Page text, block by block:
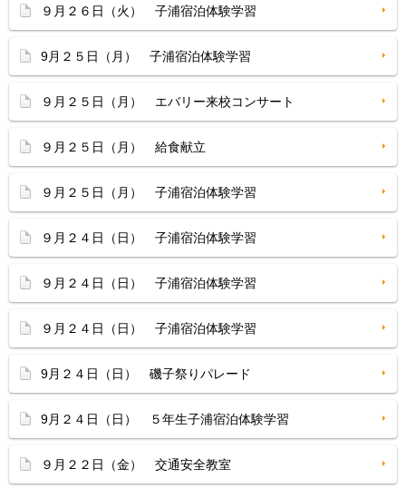
９月２６日（火） 子浦宿泊体験学習
9月２５日（月） 子浦宿泊体験学習
９月２５日（月） エバリー来校コンサート
９月２５日（月） 給食献立
９月２５日（月） 子浦宿泊体験学習
９月２４日（日） 子浦宿泊体験学習
９月２４日（日） 子浦宿泊体験学習
９月２４日（日） 子浦宿泊体験学習
9月２４日（日） 磯子祭りパレード
9月２４日（日） ５年生子浦宿泊体験学習
９月２２日（金） 交通安全教室